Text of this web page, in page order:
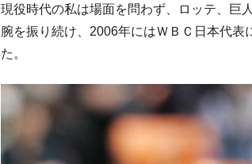
現役時代の私は場面を問わず、ロッテ、巨
腕を振り続け、2006年にはＷＢＣ日本代
た。